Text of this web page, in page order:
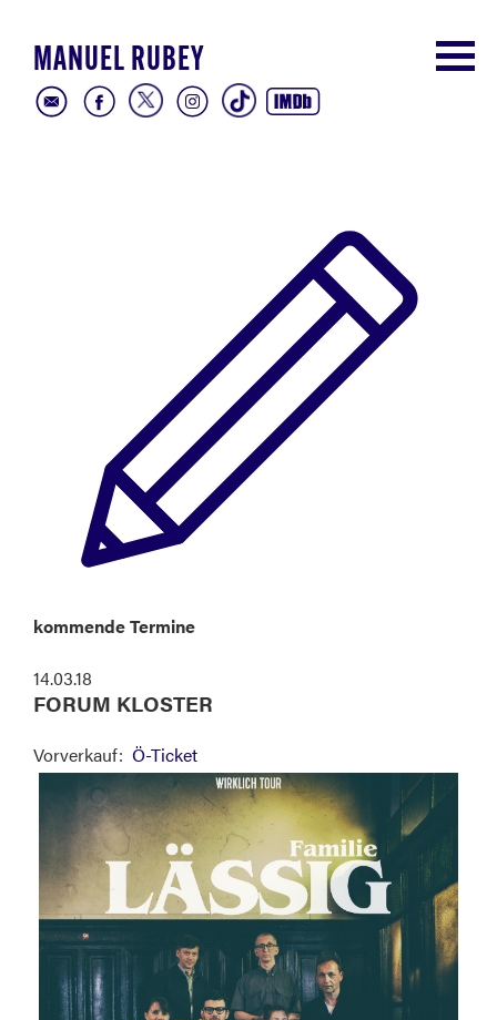
MANUEL RUBEY
kommende Termine
14.03.18
FORUM KLOSTER
Vorverkauf: Ö-Ticket